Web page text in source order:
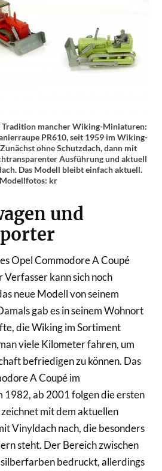
Tradition mancher Wiking-Miniaturen:
PR610, seit 1959 im Wiking-
ohne Schutzdach, dann mit
Ausführung und aktuell
Das Modell bleibt einfach aktuell.
Modellfotos: kr
und
Opel Commodore A Coupé
kann sich noch
neue Modell von seinem
gab es in seinem Wohnort
die Wiking im Sortiment
viele Kilometer fahren, um
befriedigen zu können. Das
A Coupé im
1982, ab 2001 folgen die ersten
mit dem aktuellen
Vinyldach nach, die besonders
steht. Der Bereich zwischen
bedruckt, allerdings